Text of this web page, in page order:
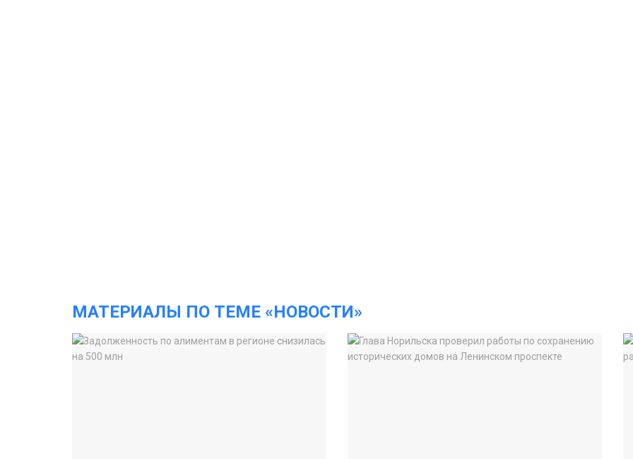
МАТЕРИАЛЫ ПО ТЕМЕ «НОВОСТИ»